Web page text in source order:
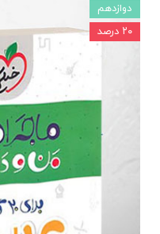
دوازدهم
۲۰ درصد